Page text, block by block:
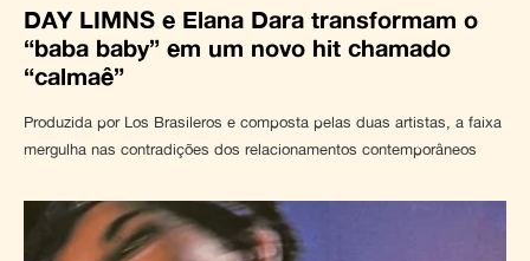
DAY LIMNS e Elana Dara transformam o
“baba baby” em um novo hit chamado
“calmaê”
Produzida por Los Brasileros e composta pelas duas artistas, a faixa
mergulha nas contradições dos relacionamentos contemporâneos